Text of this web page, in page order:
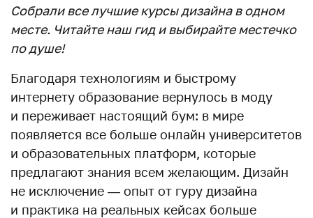
Собрали все лучшие курсы дизайна в одном
месте. Читайте наш гид и выбирайте местечко
по душе!
Благодаря технологиям и быстрому
интернету образование вернулось в моду
и переживает настоящий бум: в мире
появляется все больше онлайн университетов
и образовательных платформ, которые
предлагают знания всем желающим. Дизайн
не исключение — опыт от гуру дизайна
и практика на реальных кейсах больше